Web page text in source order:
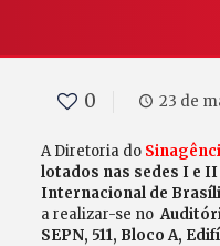
0 23 de
A Diretoria do
lotados nas sedes I e II
Internacional de
a realizar-se no
SEPN, 511, Bloco A,